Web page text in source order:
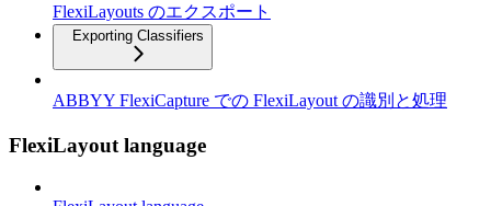
FlexiLayouts のエクスポート
Exporting Classifiers
ABBYY FlexiCapture での FlexiLayout の識別と処理
FlexiLayout language